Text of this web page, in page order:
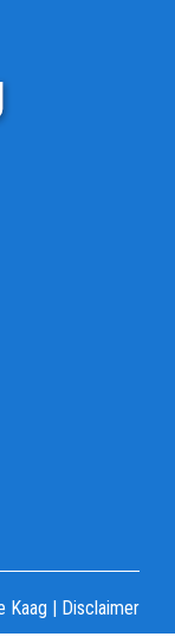
Kaag | Disclaimer